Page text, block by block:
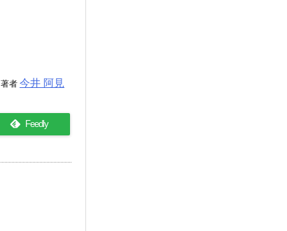
著者 今井 阿見
Feedly